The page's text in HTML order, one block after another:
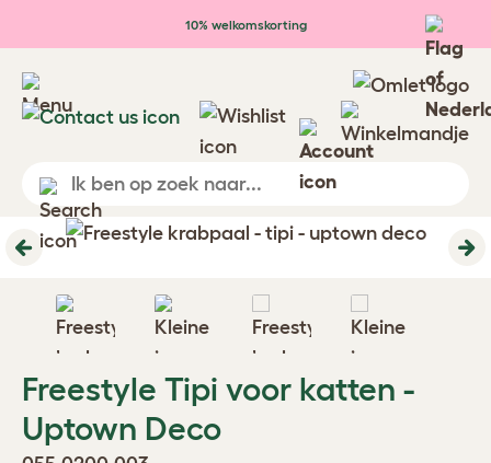
Ga naar de hoofdinhoud
10% welkomskorting
Previous
Freestyle Tipi voor katten -
Uptown Deco